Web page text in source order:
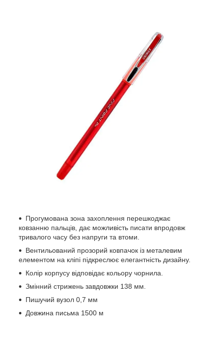
Прогумована зона захоплення перешкоджає
ковзанню пальців, дає можливість писати впродовж
тривалого часу без напруги та втоми.
Вентильований прозорий ковпачок із металевим
елементом на кліпі підкреслює елегантність дизайну.
Колір корпусу відповідає кольору чорнила.
Змінний стрижень завдовжки 138 мм.
Пишучий вузол 0,7 мм
Довжина письма 1500 м